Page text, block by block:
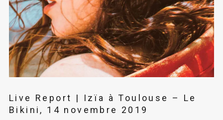
Live Report | Izïa à Toulouse – Le
Bikini, 14 novembre 2019